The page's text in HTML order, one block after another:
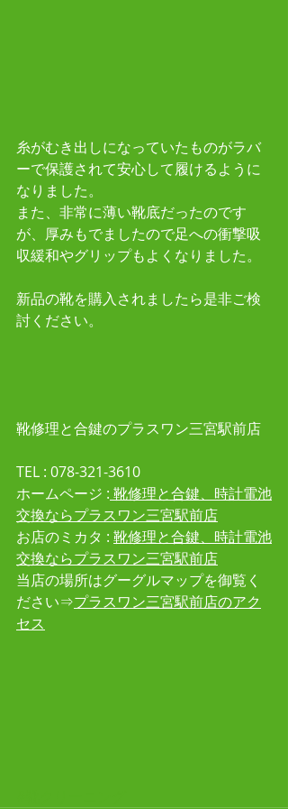
糸がむき出しになっていたものがラバ
ーで保護されて安心して履けるように
なりました。
また、非常に薄い靴底だったのです
が、厚みもでましたので足への衝撃吸
収緩和やグリップもよくなりました。
新品の靴を購入されましたら是非ご検
討ください。
靴修理と合鍵のプラスワン三宮駅前店
TEL : 078-321-3610
ホームページ : 靴修理と合鍵、時計電池
交換ならプラスワン三宮駅前店
お店のミカタ : 靴修理と合鍵、時計電池
交換ならプラスワン三宮駅前店
当店の場所はグーグルマップを御覧く
ださい⇒プラスワン三宮駅前店のアク
セス